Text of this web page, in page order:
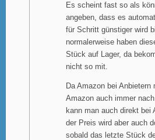
Es scheint fast so als
angeben, dass es
für Schritt günstiger wird
normalerweise haben
Stück auf Lager, da
nicht so mit.
Da Amazon bei Anbietern
Amazon auch immer
kann man auch direkt bei
der Preis wird aber auch
sobald das letzte Stück